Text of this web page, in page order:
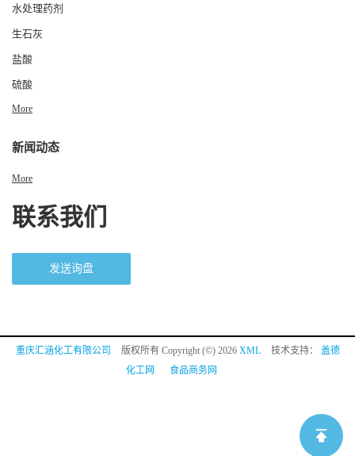
水处理药剂
生石灰
盐酸
硫酸
More
新闻动态
More
联系我们
发送询盘
重庆汇涵化工有限公司 版权所有 Copyright (©) 2026 XML 技术支持： 盖德
化工网
食品商务网